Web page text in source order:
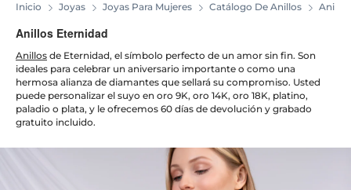
Inicio Joyas Joyas Para Mujeres Catálogo De Anillos Anillos
Anillos Eternidad
Anillos de Eternidad, el símbolo perfecto de un amor sin fin. Son
ideales para celebrar un aniversario importante o como una
hermosa alianza de diamantes que sellará su compromiso. Usted
puede personalizar el suyo en oro 9K, oro 14K, oro 18K, platino,
paladio o plata, y le ofrecemos 60 días de devolución y grabado
gratuito incluido.